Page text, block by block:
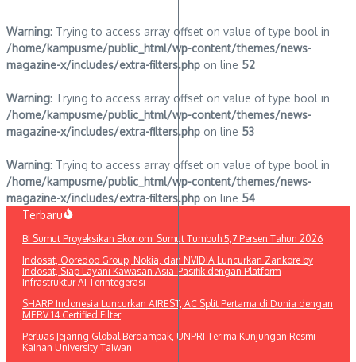
Warning: Trying to access array offset on value of type bool in
/home/kampusme/public_html/wp-content/themes/news-
magazine-x/includes/extra-filters.php on line 52
Warning: Trying to access array offset on value of type bool in
/home/kampusme/public_html/wp-content/themes/news-
magazine-x/includes/extra-filters.php on line 53
Warning: Trying to access array offset on value of type bool in
/home/kampusme/public_html/wp-content/themes/news-
magazine-x/includes/extra-filters.php on line 54
Lewati
konten
Terbaru
BI Sumut Proyeksikan Ekonomi Sumut Tumbuh 5,7 Persen Tahun 2026
Indosat, Ooredoo Group, Nokia, dan NVIDIA Luncurkan Zankore by
Indosat, Siap Layani Kawasan Asia-Pasifik dengan Platform
Infrastruktur AI Terintegerasi
SHARP Indonesia Luncurkan AIREST, AC Split Pertama di Dunia dengan
MERV 14 Certified Filter
Perluas Jejaring Global Berdampak, UNPRI Terima Kunjungan Resmi
Kainan University Taiwan